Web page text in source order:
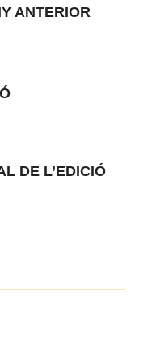
ANTERIOR
DE L’EDICIÓ